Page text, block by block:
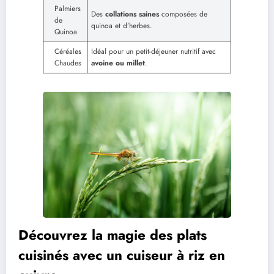
Palmiers
de
Quinoa
Des collations sainescomposées de
quinoa et d’herbes.
Céréales
Chaudes
Idéal pour un petit-déjeuner nutritif avec
avoine ou millet.
Découvrez la magie des plats
cuisinés avec un cuiseur à riz en